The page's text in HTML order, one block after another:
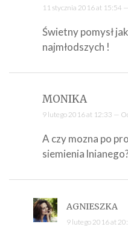
11 stycznia 2016 at 15:54 —
Świetny pomysł
najmłodszych !
MONIKA
9 lutego 2016 at 12:33 —
A czy mozna po
siemienia
AGNIESZKA
9 lutego 2016 at